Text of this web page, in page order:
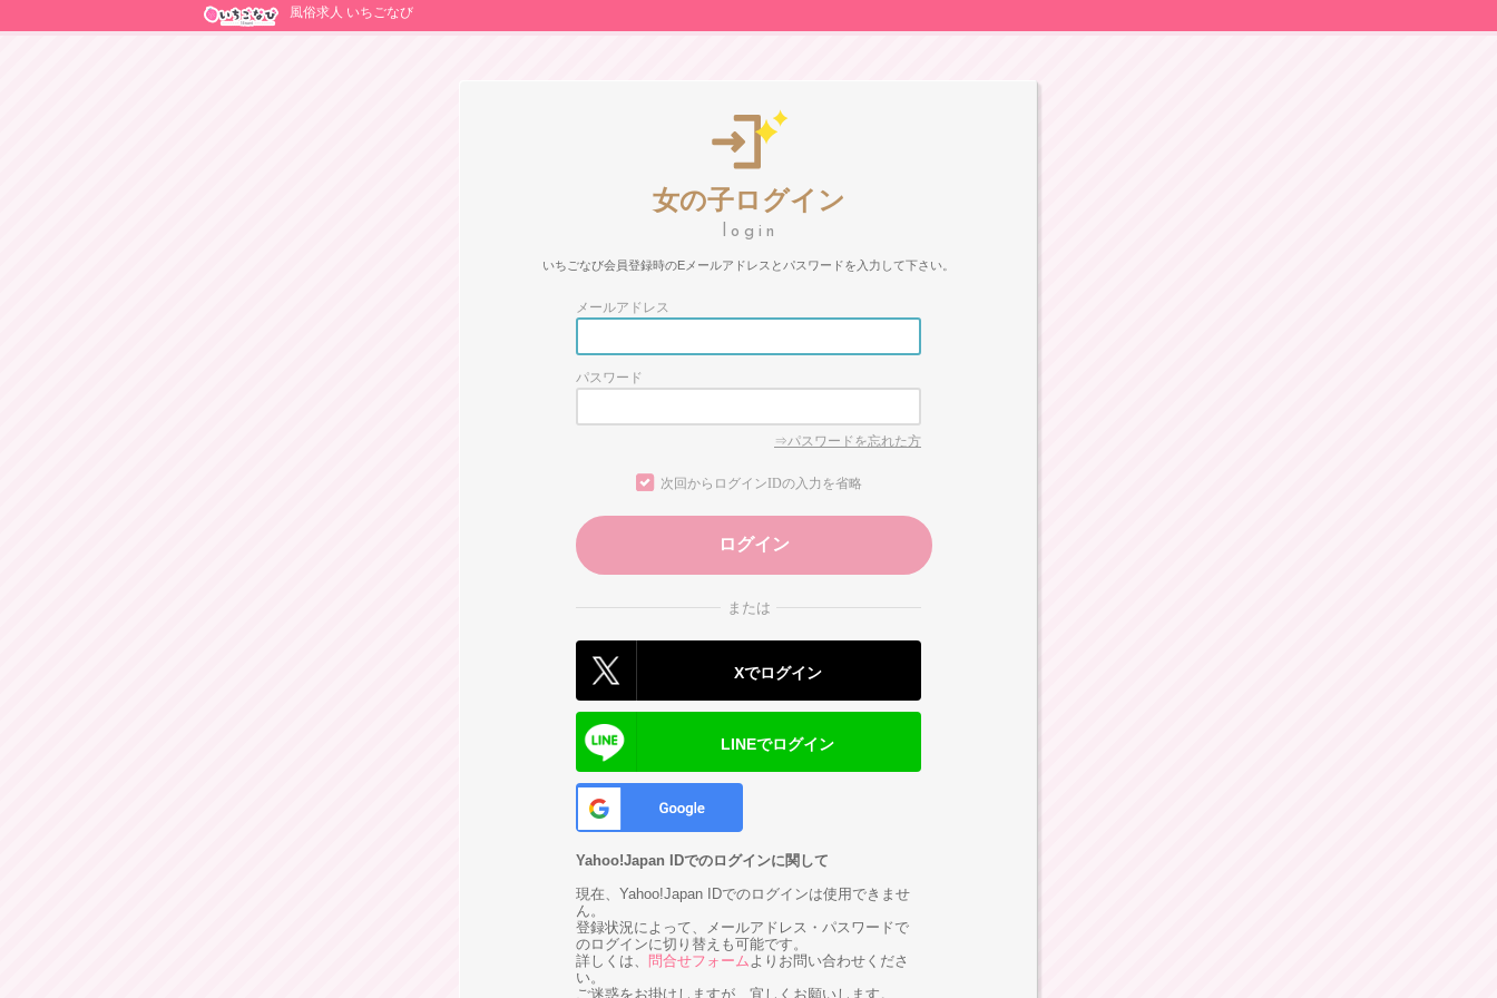
風俗求人 いちごなび
女の子ログイン
いちごなび会員登録時のEメールアドレスとパスワードを入力して下さい。
メールアドレス
パスワード
⇒パスワードを忘れた方
次回からログインIDの入力を省略
または
Xでログイン
LINEでログイン
Yahoo!Japan IDでのログインに関して
現在、Yahoo!Japan IDでのログインは使用できませ
ん。
登録状況によって、メールアドレス・パスワードで
のログインに切り替えも可能です。
詳しくは、 問合せフォームよりお問い合わせくださ
い。
ご迷惑をお掛けしますが、宜しくお願いします。